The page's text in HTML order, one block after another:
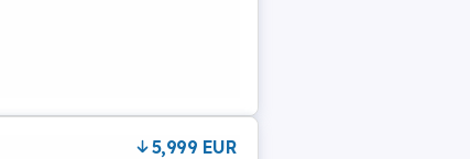
5,999 EUR